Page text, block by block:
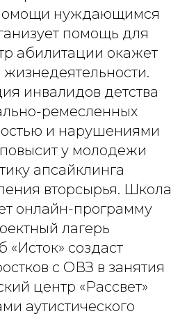
нуждающимся
помощь для
абилитации окажет
инвалидов детства
ремесленных
и нарушениями
у молодежи
апсайклинга
вторсырья. Школа
онлайн-программу
лагерь
создаст
с ОВЗ в занятия
центр «Рассвет»
аутистического